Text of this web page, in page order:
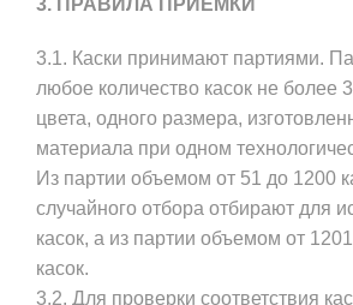
3. ПРАВИЛА ПРИЕМКИ
3.1. Каски принимают партиями.
любое количество касок не более
цвета, одного размера,
материала при одном
Из партии объемом от 51 до 1200
случайного отбора отбирают для
касок, а из партии объемом от
касок.
3.2. Для проверки соответствия